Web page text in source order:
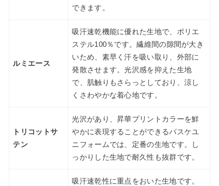
できます。
ルミエース
吸汗速乾機能に優れた生地で、ポリエ
ステル100％です。繊維間の隙間が大き
いため、素早く汗を吸い取り、外部に
発散させます。光沢感を抑えた生地
で、肌触りもさらっとしており、涼し
くさわやかな着心地です。
トリコットサ
テン
光沢があり、昇華プリントカラーを鮮
やかに表現することができるバスケユ
ニフォームでは、定番の生地です。し
っかりした生地で耐久性も抜群です。
吸汗速乾性に重点をおいた生地です。